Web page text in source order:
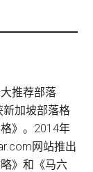
推荐部落
加坡部落格
》。2014年
网站推出
》和《马六